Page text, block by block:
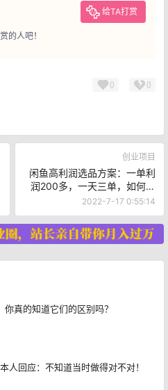
给TA打赏
的人吧！
0 0
创业项目
闲鱼高利润选品方案：一单利
润200多，一天三单，如何持
续出单？
2022-7-17 0:55:14
你真的知道它们的区别吗？
人回应：不知道当时做得对不对！